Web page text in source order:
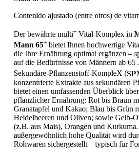
Contenido ajustado (entre otros) de
Der bewährte multi+ Vital-Komplex in
Mann 65+ bietet Ihnen hochwertige
die Ihre Ernährung optimal ergänzen –
auf die Bedürfnisse von Männern ab 65
Sekundäre-Pflanzenstoff-KompleX (
konzentrierte Extrakte aus sekundären
bietet einen umfassenden Überblick
pflanzlicher Ernährung: Rot bis Braun
Granatapfel und Kakao; Blau bis Grün
Heidelbeeren und Oliven; sowie Gelb-
(z.B. aus Mais), Orangen und
außergewöhnlich hohe Qualität wird
Rohwaren sichergestellt – typisch für